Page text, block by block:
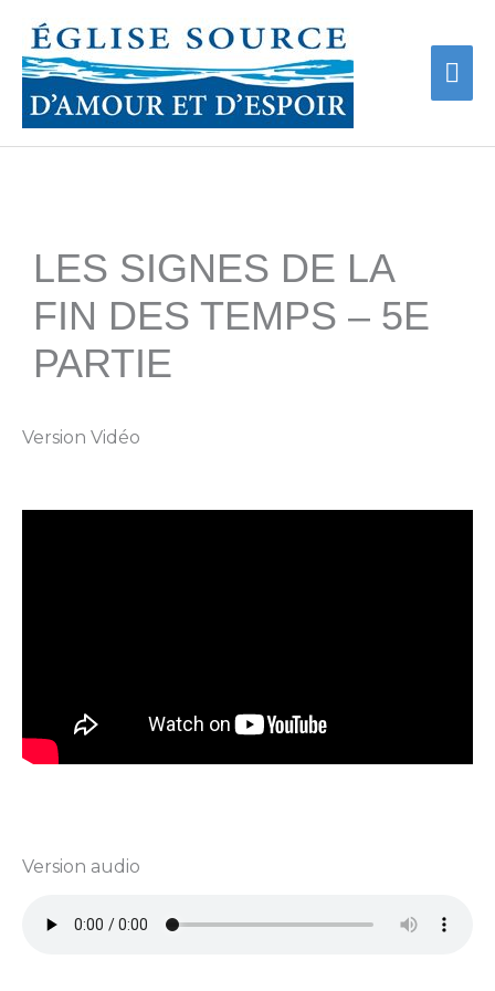
contenu
LES SIGNES DE LA
FIN DES TEMPS – 5E
PARTIE
Version Vidéo
Version audio